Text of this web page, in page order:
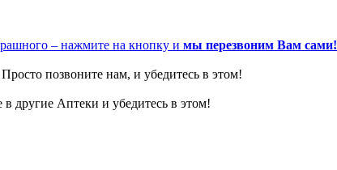
– нажмите на кнопку и мы перезвоним Вам сами!
позвоните нам, и убедитесь в этом!
другие Аптеки и убедитесь в этом!